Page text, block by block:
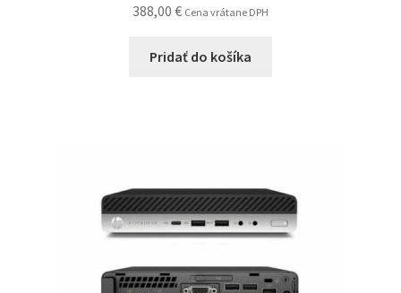
388,00 € Cena vrátane DPH
Pridať do košíka